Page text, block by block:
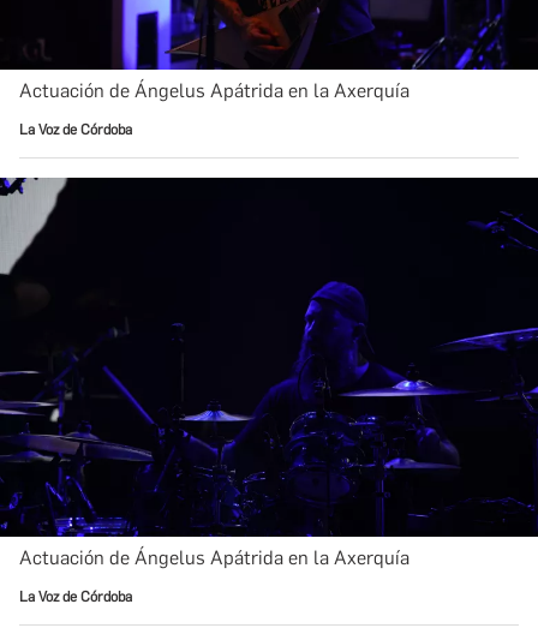
Actuación de Ángelus Apátrida en la Axerquía
La Voz de Córdoba
Actuación de Ángelus Apátrida en la Axerquía
La Voz de Córdoba